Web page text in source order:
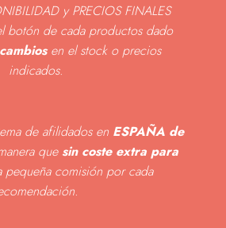
y PRECIOS FINALES
botón de cada productos dado
en el stock o precios
indicados.
de afilidados en ESPAÑA de
que sin coste extra para
pequeña comisión por cada